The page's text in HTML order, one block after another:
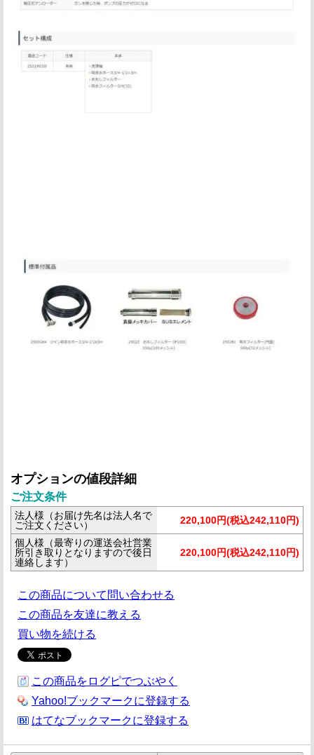
オプションの値段詳細
ご注文条件
法人様（お届け先名は法人名で
ご注文ください）
220,100円(税込242,110円)
個人様（最寄りの運送会社営業
所引き取りとなりますので後日
連絡します）
220,100円(税込242,110円)
この商品について問い合わせる
この商品を友達に教える
買い物を続ける
この商品をログピでつぶやく
Yahoo!ブックマークに登録する
はてなブックマークに登録する